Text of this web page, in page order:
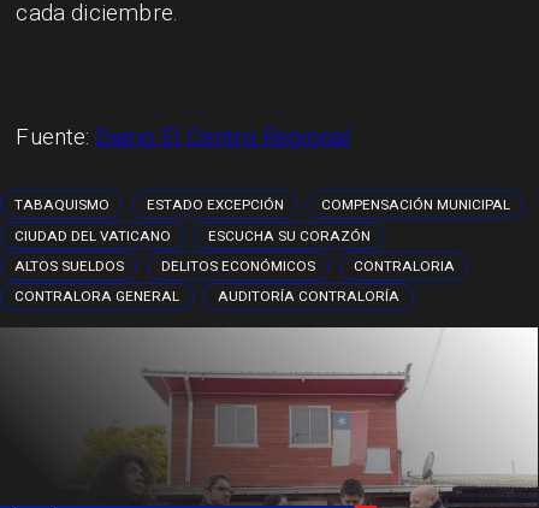
cada diciembre.
Fuente: Diario El Centro Regional
TABAQUISMO ESTADO EXCEPCIÓN
COMPENSACIÓN MUNICIPAL
CIUDAD DEL VATICANO
ESCUCHA SU CORAZÓN
ALTOS SUELDOS
DELITOS ECONÓMICOS
CONTRALORIA
CONTRALORA GENERAL
AUDITORÍA CONTRALORÍA